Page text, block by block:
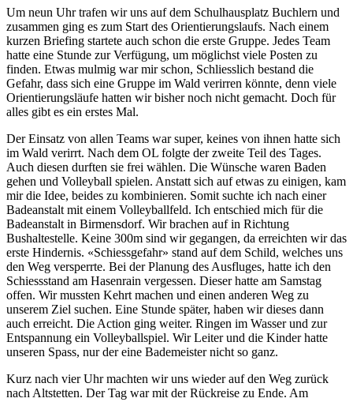
Um neun Uhr trafen wir uns auf dem Schulhausplatz Buchlern und
zusammen ging es zum Start des Orientierungslaufs. Nach einem
kurzen Briefing startete auch schon die erste Gruppe. Jedes Team
hatte eine Stunde zur Verfügung, um möglichst viele Posten zu
finden. Etwas mulmig war mir schon, Schliesslich bestand die
Gefahr, dass sich eine Gruppe im Wald verirren könnte, denn viele
Orientierungsläufe hatten wir bisher noch nicht gemacht. Doch für
alles gibt es ein erstes Mal.
Der Einsatz von allen Teams war super, keines von ihnen hatte sich
im Wald verirrt. Nach dem OL folgte der zweite Teil des Tages.
Auch diesen durften sie frei wählen. Die Wünsche waren Baden
gehen und Volleyball spielen. Anstatt sich auf etwas zu einigen, kam
mir die Idee, beides zu kombinieren. Somit suchte ich nach einer
Badeanstalt mit einem Volleyballfeld. Ich entschied mich für die
Badeanstalt in Birmensdorf. Wir brachen auf in Richtung
Bushaltestelle. Keine 300m sind wir gegangen, da erreichten wir das
erste Hindernis. «Schiessgefahr» stand auf dem Schild, welches uns
den Weg versperrte. Bei der Planung des Ausfluges, hatte ich den
Schiessstand am Hasenrain vergessen. Dieser hatte am Samstag
offen. Wir mussten Kehrt machen und einen anderen Weg zu
unserem Ziel suchen. Eine Stunde später, haben wir dieses dann
auch erreicht. Die Action ging weiter. Ringen im Wasser und zur
Entspannung ein Volleyballspiel. Wir Leiter und die Kinder hatte
unseren Spass, nur der eine Bademeister nicht so ganz.
Kurz nach vier Uhr machten wir uns wieder auf den Weg zurück
nach Altstetten. Der Tag war mit der Rückreise zu Ende. Am